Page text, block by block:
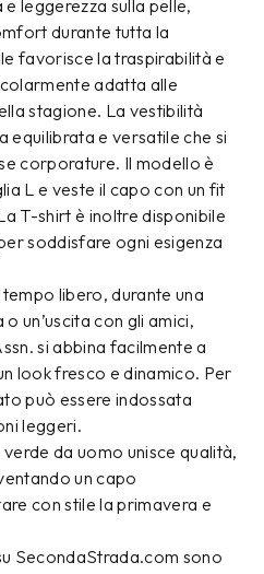
leggerezza sulla pelle,
durante tutta la
favorisce la traspirabilità e
adatta alle
stagione. La vestibilità
equilibrata e versatile che si
corporature. Il modello è
L e veste il capo con un fit
T-shirt è inoltre disponibile
soddisfare ogni esigenza
libero, durante una
un’uscita con gli amici,
si abbina facilmente a
look fresco e dinamico. Per
può essere indossata
leggeri.
da uomo unisce qualità,
un capo
con stile la primavera e
SecondaStrada.com sono